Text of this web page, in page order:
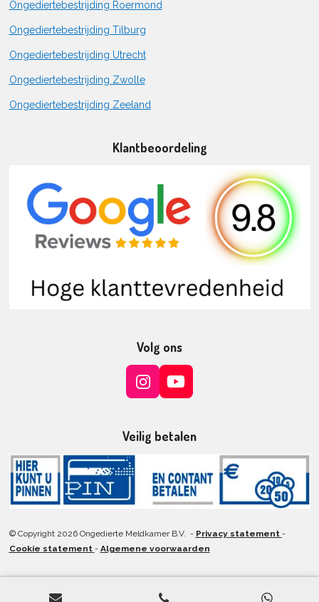
Ongediertebestrijding Roermond
Ongediertebestrijding Tilburg
Ongediertebestrijding Utrecht
Ongediertebestrijding Zwolle
Ongediertebestrijding Zeeland
Klantbeoordeling
Volg ons
I
t
Y
T
e
Veilig betalen
© Copyright 2026 Ongedierte Meldkamer B.V. - Privacy statement -
Cookie statement - Algemene voorwaarden